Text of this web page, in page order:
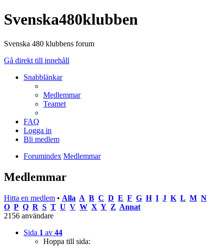
Svenska480klubben
Svenska 480 klubbens forum
Gå direkt till innehåll
Snabblänkar
Medlemmar
Teamet
FAQ
Logga in
Bli medlem
Forumindex Medlemmar
Medlemmar
Hitta en medlem • Alla A B C D E F G H I J K L M N
O P Q R S T U V W X Y Z Annat
2156 användare
Sida 1 av 44
Hoppa till sida: